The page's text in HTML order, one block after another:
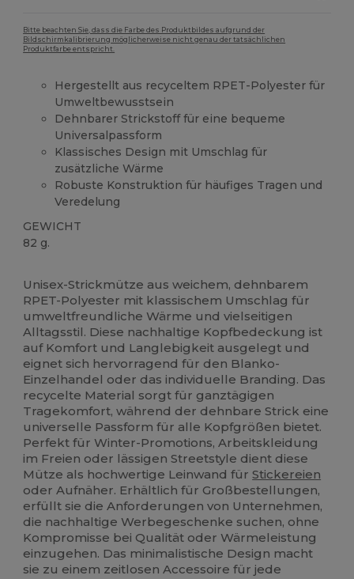
Bitte beachten Sie, dass die Farbe des Produktbildes aufgrund der
Bildschirmkalibrierung möglicherweise nicht genau der tatsächlichen
Produktfarbe entspricht.
Hergestellt aus recyceltem RPET-Polyester für
Umweltbewusstsein
Dehnbarer Strickstoff für eine bequeme
Universalpassform
Klassisches Design mit Umschlag für
zusätzliche Wärme
Robuste Konstruktion für häufiges Tragen und
Veredelung
GEWICHT
82 g.
Unisex-Strickmütze aus weichem, dehnbarem
RPET-Polyester mit klassischem Umschlag für
umweltfreundliche Wärme und vielseitigen
Alltagsstil. Diese nachhaltige Kopfbedeckung ist
auf Komfort und Langlebigkeit ausgelegt und
eignet sich hervorragend für den Blanko-
Einzelhandel oder das individuelle Branding. Das
recycelte Material sorgt für ganztägigen
Tragekomfort, während der dehnbare Strick eine
universelle Passform für alle Kopfgrößen bietet.
Perfekt für Winter-Promotions, Arbeitskleidung
im Freien oder lässigen Streetstyle dient diese
Mütze als hochwertige Leinwand fürStickereien
oder Aufnäher. Erhältlich für Großbestellungen,
erfüllt sie die Anforderungen von Unternehmen,
die nachhaltige Werbegeschenke suchen, ohne
Kompromisse bei Qualität oder Wärmeleistung
einzugehen. Das minimalistische Design macht
sie zu einem zeitlosen Accessoire für jede